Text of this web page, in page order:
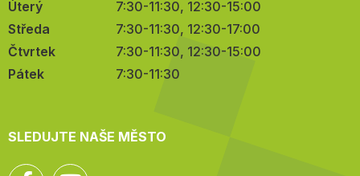
Úterý
7:30-11:30, 12:30-15:00
Středa
7:30-11:30, 12:30-17:00
Čtvrtek
7:30-11:30, 12:30-15:00
Pátek
7:30-11:30
SLEDUJTE NAŠE MĚSTO